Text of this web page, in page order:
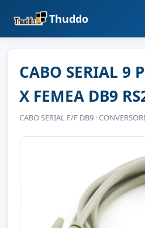
Thuddo
CABO SERIAL 9
X FEMEA DB9
CABO SERIAL F/F DB9 ·